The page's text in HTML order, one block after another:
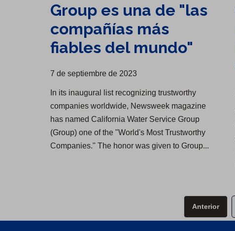
Group es una de "las
compañías más
fiables del mundo"
7 de septiembre de 2023
In its inaugural list recognizing trustworthy
companies worldwide, Newsweek magazine
has named California Water Service Group
(Group) one of the "World's Most Trustworthy
Companies." The honor was given to Group...
Anterior